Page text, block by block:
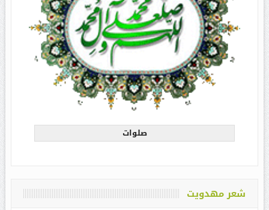
صلوات
شعر مهدویت